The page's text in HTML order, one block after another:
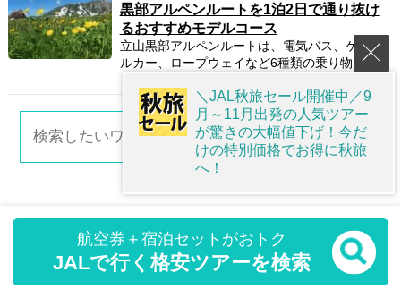
航空券＋宿泊セットがおトク
JALで行く格安ツアーを検索
黒部アルペンルートを1泊2日で通り抜け
るおすすめモデルコース
立山黒部アルペンルートは、電気バス、ケーブ
ルカー、ロープウェイなど6種類の乗り物を駆使
人気ランキング
過去7日間でアクセスの多い旅行プラン・モデルコース
＼JAL秋旅セール開催中／9
月～11月出発の人気ツアー
が驚きの大幅値下げ！今だ
けの特別価格でお得に秋旅
へ！